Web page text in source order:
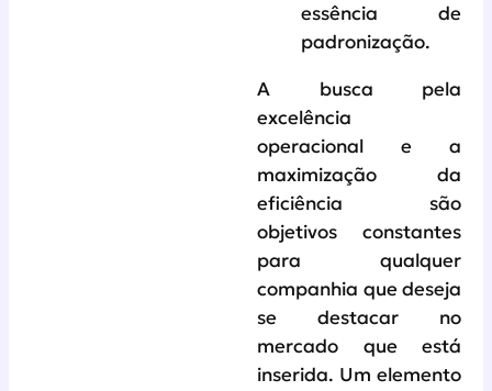
essência de
padronização.
A busca pela
excelência
operacional e a
maximização da
eficiência são
objetivos constantes
para qualquer
companhia que deseja
se destacar no
mercado que está
inserida. Um elemento